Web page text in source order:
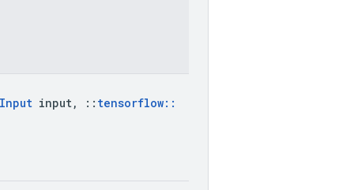
Input input, :: tensorflow::